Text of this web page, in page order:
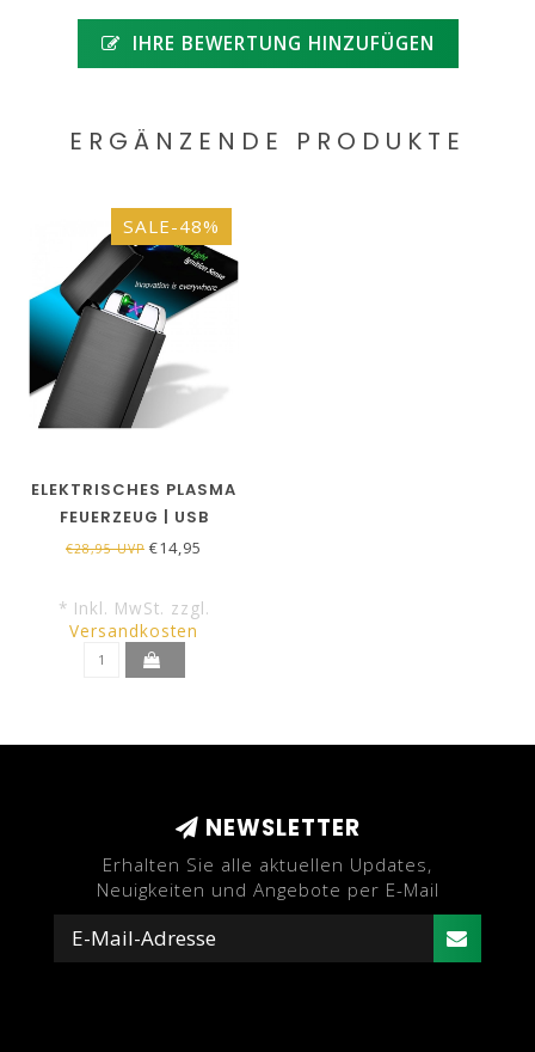
IHRE BEWERTUNG HINZUFÜGEN
ERGÄNZENDE PRODUKTE
SALE-48%
ELEKTRISCHES PLASMA
FEUERZEUG | USB
WIEDERAUFLADBAR | EIS
€28,95 UVP €14,95
* Inkl. MwSt. zzgl.
Versandkosten
NEWSLETTER
Erhalten Sie alle aktuellen Updates,
Neuigkeiten und Angebote per E-Mail